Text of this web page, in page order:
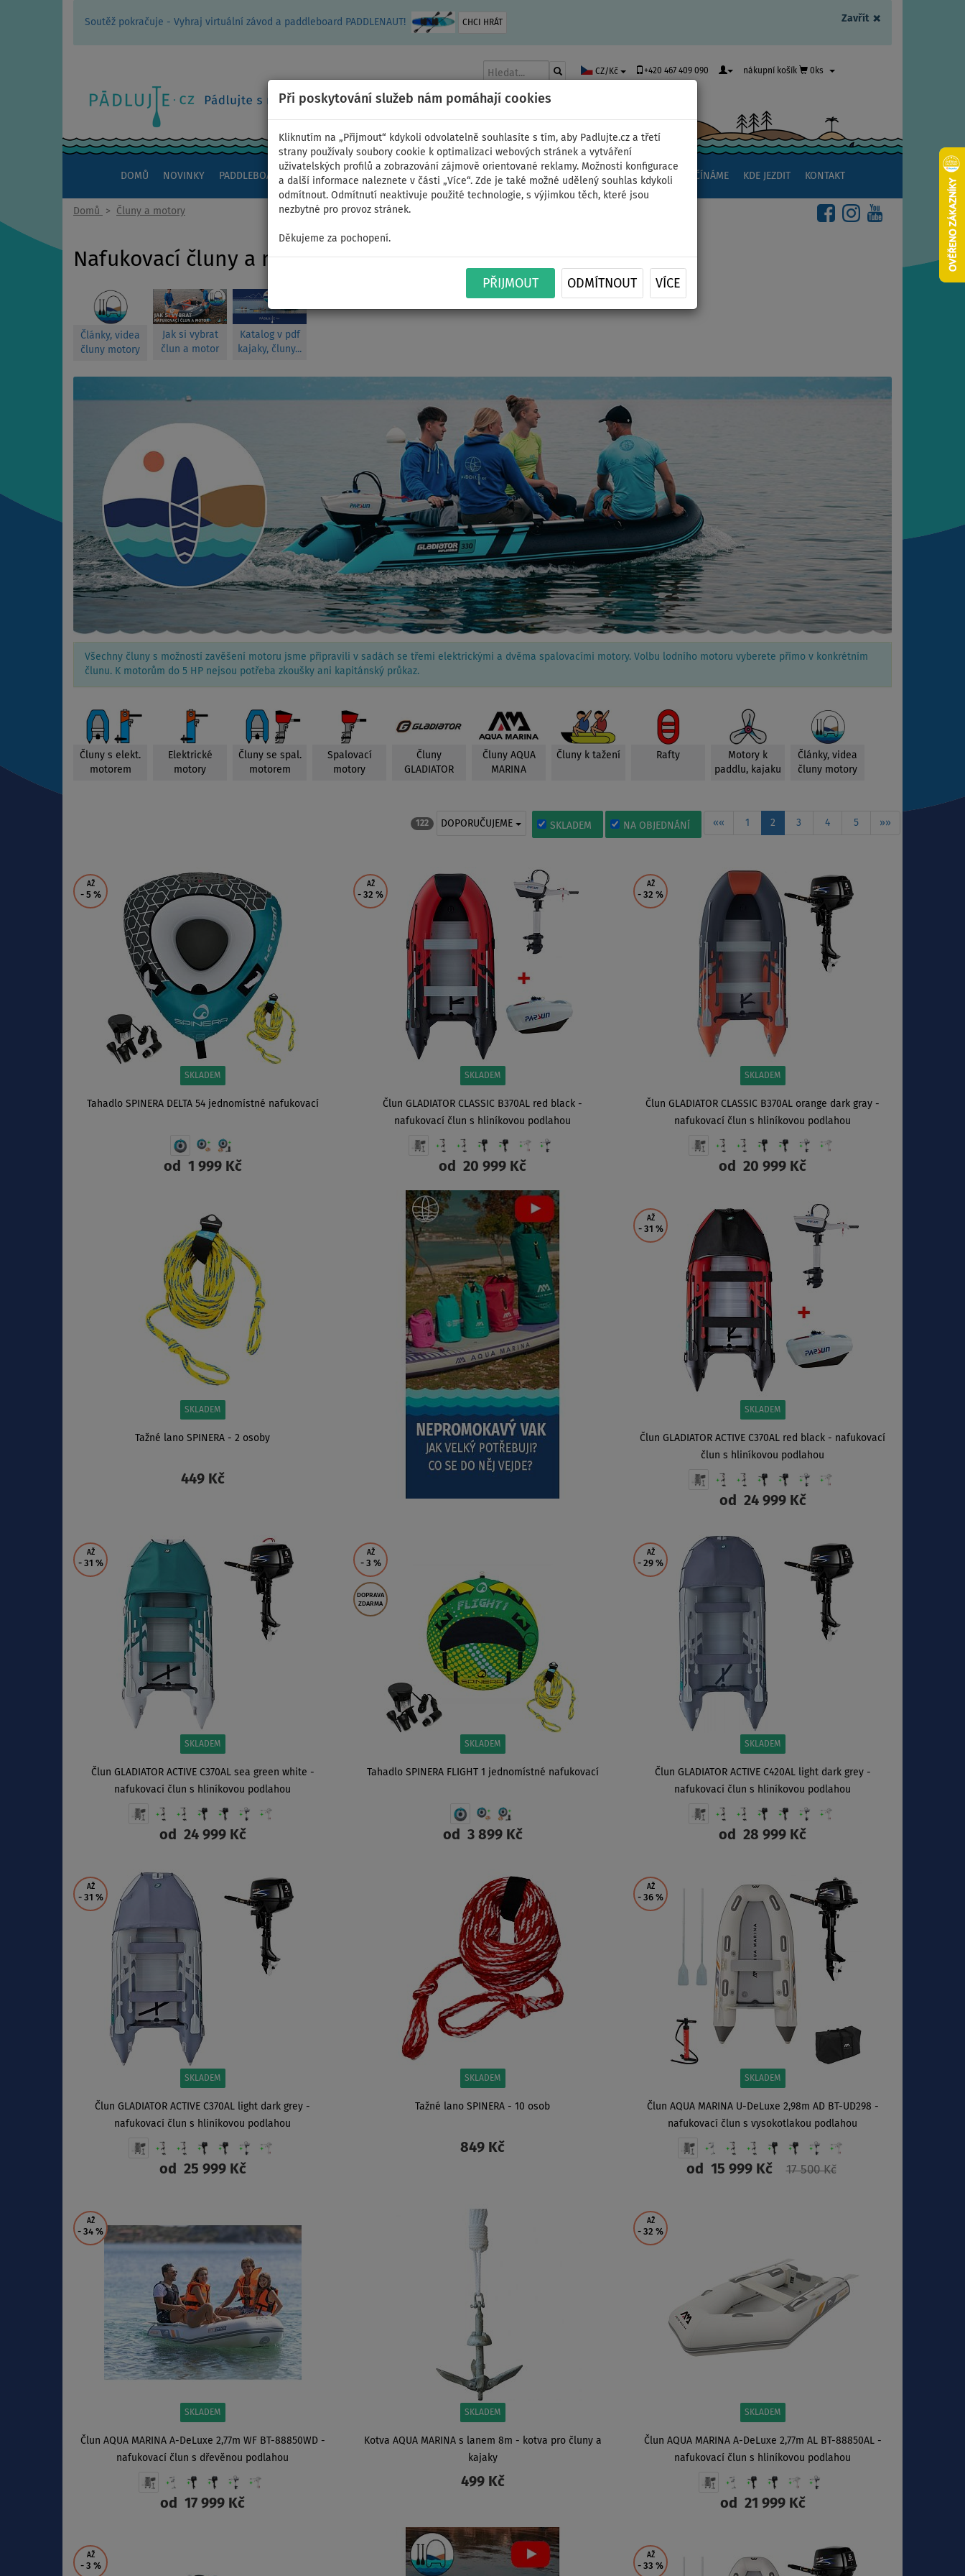
Zavřít ×
Soutěž pokračuje - Vyhraj virtuální závod a paddleboard PADDLENAUT! CHCI HRÁT
Při poskytování služeb nám pomáhají cookies
Kliknutím na „Přijmout“ kdykoli odvolatelně souhlasíte s tím, aby Padlujte.cz a třetí
strany používaly soubory cookie k optimalizaci webových stránek a vytváření
uživatelských profilů a zobrazování zájmově orientované reklamy. Možnosti konfigurace
a další informace naleznete v části „Více“. Zde je také možné udělený souhlas kdykoli
odmítnout. Odmítnutí neaktivuje použité technologie, s výjimkou těch, které jsou
nezbytné pro provoz stránek.
Děkujeme za pochopení.
PŘIJMOUT ODMÍTNOUT VÍCE
CZ/Kč +420 467 409 090 nákupní košík 0ks
DOMŮ NOVINKY PADDLEBOARDY KAJAKY ČLUNY A MOTORY PÁDLA PLACHTY OBLEČENÍ PŘÍSLUŠENSTVÍ ZAČÍNÁME KDE JEZDIT KONTAKT
Domů > Čluny a motory
Nafukovací čluny a motory
Články, videa
čluny motory
Jak si vybrat
člun a motor
Katalog v pdf
kajaky, čluny...
Všechny čluny s možností zavěšení motoru jsme připravili v sadách se třemi elektrickými a dvěma spalovacími motory. Volbu lodního motoru vyberete přímo v konkrétním
člunu. K motorům do 5 HP nejsou potřeba zkoušky ani kapitánský průkaz.
Čluny s elekt.
motorem
Elektrické
motory
Čluny se spal.
motorem
Spalovací
motory
Čluny
GLADIATOR
Čluny AQUA
MARINA
Čluny k tažení Rafty
Motory k
paddlu, kajaku
Články, videa
čluny motory
«« 1 2 3 4 5 »»
122 DOPORUČUJEME SKLADEM NA OBJEDNÁNÍ
AŽ
- 5 %
SKLADEM
Tahadlo SPINERA DELTA 54 jednomístné nafukovací
od 1 999 Kč
AŽ
- 32 %
SKLADEM
Člun GLADIATOR CLASSIC B370AL red black -
nafukovací člun s hliníkovou podlahou
od 20 999 Kč
ZOBRAZIT
AŽ
- 32 %
SKLADEM
Člun GLADIATOR CLASSIC B370AL orange dark gray -
nafukovací člun s hliníkovou podlahou
od 20 999 Kč
SKLADEM
Tažné lano SPINERA - 2 osoby
449 Kč
ZOBRAZIT
AŽ
- 31 %
SKLADEM
Člun GLADIATOR ACTIVE C370AL red black - nafukovací
člun s hliníkovou podlahou
od 24 999 Kč
ZOBRAZIT
AŽ
- 31 %
SKLADEM
Člun GLADIATOR ACTIVE C370AL sea green white -
nafukovací člun s hliníkovou podlahou
od 24 999 Kč
AŽ
- 3 %
DOPRAVA
ZDARMA
SKLADEM
Tahadlo SPINERA FLIGHT 1 jednomístné nafukovací
od 3 899 Kč
AŽ
- 29 %
SKLADEM
Člun GLADIATOR ACTIVE C420AL light dark grey -
nafukovací člun s hliníkovou podlahou
od 28 999 Kč
AŽ
- 31 %
SKLADEM
Člun GLADIATOR ACTIVE C370AL light dark grey -
nafukovací člun s hliníkovou podlahou
od 25 999 Kč
SKLADEM
Tažné lano SPINERA - 10 osob
849 Kč
AŽ
- 36 %
SKLADEM
Člun AQUA MARINA U-DeLuxe 2,98m AD BT-UD298 -
nafukovací člun s vysokotlakou podlahou
od15 999 Kč 17 500 Kč
AŽ
- 34 %
SKLADEM
Člun AQUA MARINA A-DeLuxe 2,77m WF BT-88850WD -
nafukovací člun s dřevěnou podlahou
od 17 999 Kč
SKLADEM
Kotva AQUA MARINA s lanem 8m - kotva pro čluny a
kajaky
499 Kč
ZOBRAZIT
AŽ
- 32 %
SKLADEM
Člun AQUA MARINA A-DeLuxe 2,77m AL BT-88850AL -
nafukovací člun s hliníkovou podlahou
od 21 999 Kč
AŽ
- 3 %
AŽ
- 33 %